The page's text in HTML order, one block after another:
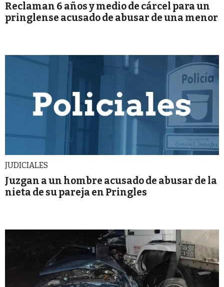
Reclaman 6 años y medio de cárcel para un
pringlense acusado de abusar de una menor
JUDICIALES
Juzgan a un hombre acusado de abusar de la
nieta de su pareja en Pringles